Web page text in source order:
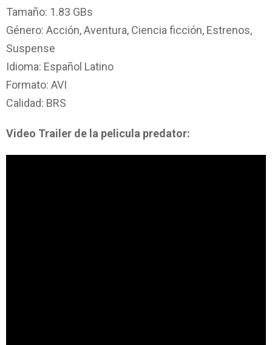
Tamaño: 1.83 GBs
Género: Acción, Aventura, Ciencia ficción, Estrenos,
Suspense
Idioma: Español Latino
Formato: AVI
Calidad: BRS
Video Trailer de la pelicula predator: